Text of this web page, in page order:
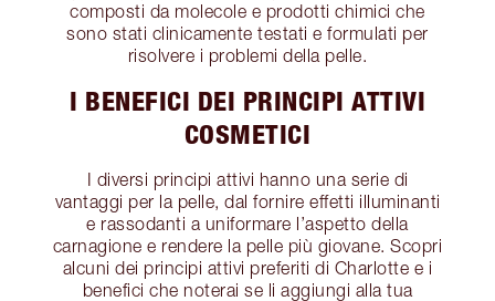
composti da molecole e prodotti chimici che
sono stati clinicamente testati e formulati per
risolvere i problemi della pelle.
I BENEFICI DEI PRINCIPI ATTIVI
COSMETICI
I diversi principi attivi hanno una serie di
vantaggi per la pelle, dal fornire effetti illuminanti
e rassodanti a uniformare l’aspetto della
carnagione e rendere la pelle più giovane. Scopri
alcuni dei principi attivi preferiti di Charlotte e i
benefici che noterai se li aggiungi alla tua